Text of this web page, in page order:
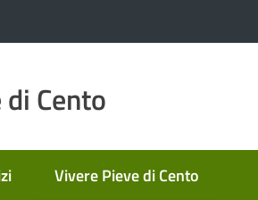
Cento
Vivere Pieve di Cento
Menu selezionato